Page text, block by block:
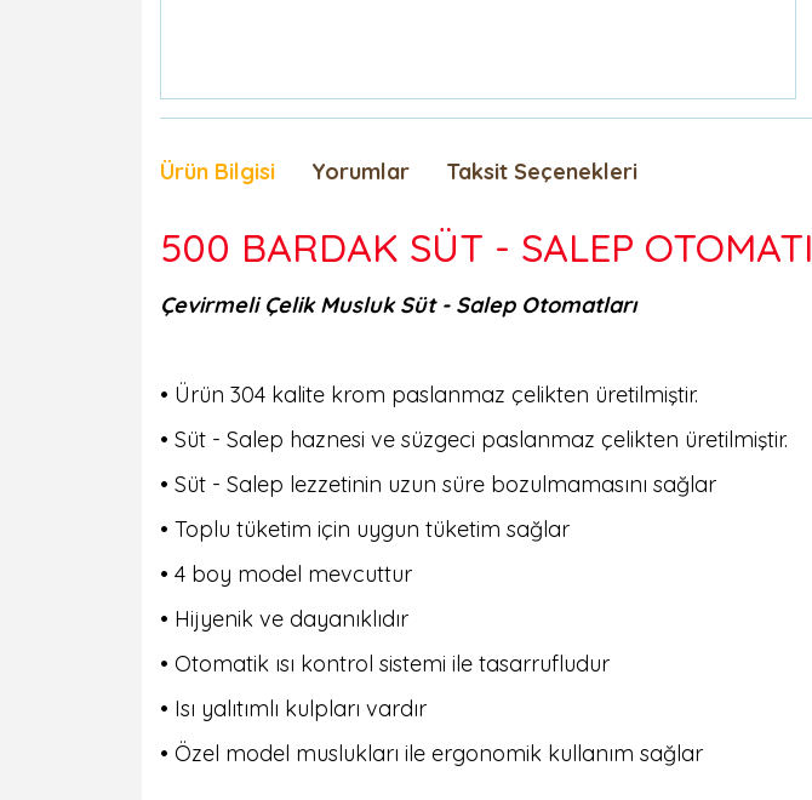
Ürün Bilgisi Yorumlar Taksit Seçenekleri
500 BARDAK SÜT - SALEP OTOMATI
Çevirmeli Çelik Musluk Süt - Salep Otomatları
• Ürün 304 kalite krom paslanmaz çelikten üretilmiştir.
• Süt - Salep haznesi ve süzgeci paslanmaz çelikten üretilmiştir.
• Süt - Salep lezzetinin uzun süre bozulmamasını sağlar
• Toplu tüketim için uygun tüketim sağlar
• 4 boy model mevcuttur
• Hijyenik ve dayanıklıdır
• Otomatik ısı kontrol sistemi ile tasarrufludur
• Isı yalıtımlı kulpları vardır
• Özel model muslukları ile ergonomik kullanım sağlar